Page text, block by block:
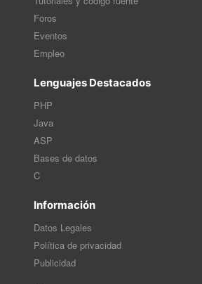
Foros
Eventos
Empleo
Lenguajes Destacados
PHP
Java
ASP
Bases de datos
C
Información
Datos Legales
Política de privacidad
Publicidad